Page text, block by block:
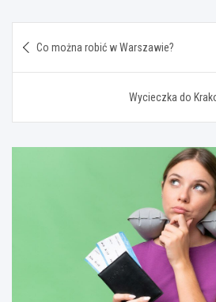
wpisu
Co można robić w Warszawie?
Wycieczka do